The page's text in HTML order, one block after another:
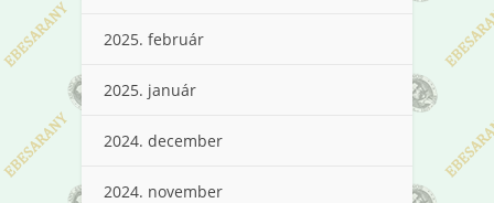
2025. február
2025. január
2024. december
2024. november